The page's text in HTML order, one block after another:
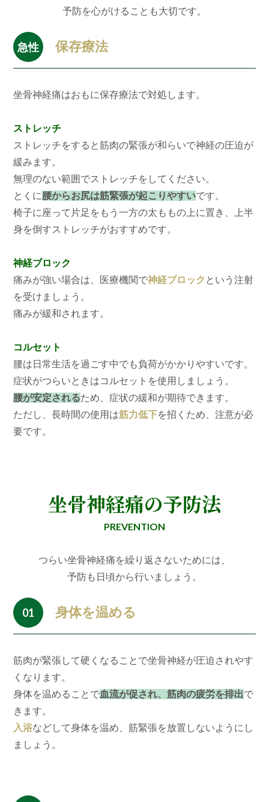
予防を心がけることも大切です。
急性 保存療法
坐骨神経痛はおもに保存療法で対処します。
ストレッチ
ストレッチをすると筋肉の緊張が和らいで神経の圧迫が
緩みます。
無理のない範囲でストレッチをしてください。
とくに腰からお尻は筋緊張が起こりやすいです。
椅子に座って片足をもう一方の太ももの上に置き、上半
身を倒すストレッチがおすすめです。
神経ブロック
痛みが強い場合は、医療機関で神経ブロック という注射
を受けましょう。
痛みが緩和されます。
コルセット
腰は日常生活を過ごす中でも負荷がかかりやすいです。
症状がつらいときはコルセットを使用しましょう。
腰が安定されるため、症状の緩和が期待できます。
ただし、長時間の使用は筋力低下を招くため、注意が必
要です。
坐骨神経痛の予防法
PREVENTION
つらい坐骨神経痛を繰り返さないためには、
予防も日頃から行いましょう。
01 身体を温める
筋肉が緊張して硬くなることで坐骨神経が圧迫されやす
くなります。
身体を温めることで血流が促され、筋肉の疲労を排出で
きます。
入浴などして身体を温め、筋緊張を放置しないようにし
ましょう。